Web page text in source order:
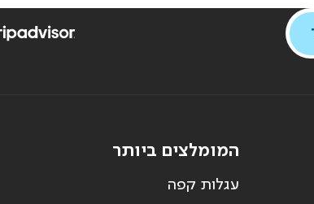
המומלצים ביותר
עגלות קפה